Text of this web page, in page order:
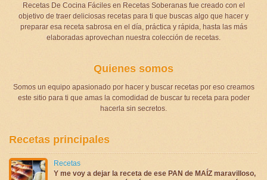
Recetas De Cocina Fáciles en Recetas Soberanas fue creado con el
objetivo de traer deliciosas recetas para ti que buscas algo que hacer y
preparar esa receta sabrosa en el día, práctica y rápida, hasta las más
elaboradas aprovechan nuestra colección de recetas.
Quienes somos
Somos un equipo apasionado por hacer y buscar recetas por eso creamos
este sitio para ti que amas la comodidad de buscar tu receta para poder
hacerla sin secretos.
Recetas principales
Recetas
Y me voy a dejar la receta de ese PAN de MAÍZ maravilloso,